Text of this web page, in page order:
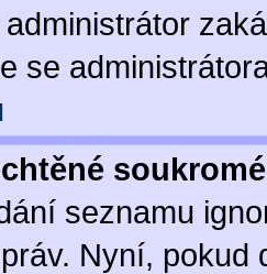
se
seznamu
Nyní, pokud